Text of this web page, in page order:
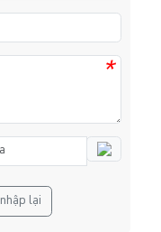
*
nhập lại